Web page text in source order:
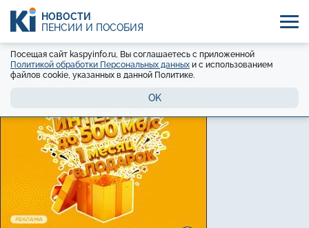
НОВОСТИ
ПЕНСИИ И ПОСОБИЯ
Посещая сайт kaspyinfo.ru, Вы соглашаетесь с приложенной
Политикой обработки Персональных данных и с использованием
файлов cookie, указанных в данной Политике.
OK